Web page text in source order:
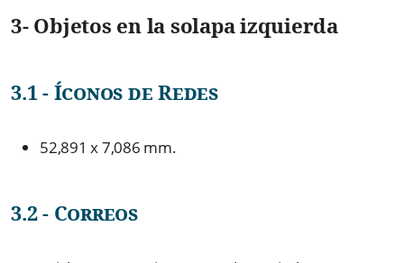
3- Objetos en la solapa izquierda
3.1 - Íconos de Redes
52,891 x 7,086 mm.
3.2 - Correos